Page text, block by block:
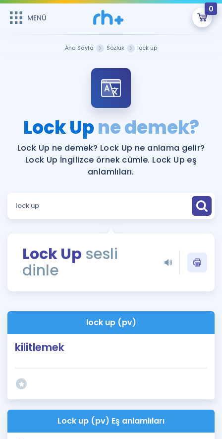
MENÜ
0
Şifremi Hatırlamıyorum
ÜYE DEĞİLİM
Sepetin Şu An Boş.
Remzi Hoca ile seni sınava hazırlayacak onlarca eğitim seni
bekliyor!
MENÜ
Katılımcı Görüşleri
Faydalı Araçlar
Sözlük
Rehberlik Aracı
ÖSYM Sınav Takvimi
İngilizce Gramer
Hakkımızda
Ana Sayfa Sözlük lock up
Lock Upne demek?
Lock Up ne demek? Lock Up ne anlama gelir?
Lock Up İngilizce örnek cümle. Lock Up eş
anlamlıları.
Lock Up sesli
dinle
lock up (pv)
kilitlemek
Lock up (pv) Eş anlamlıları